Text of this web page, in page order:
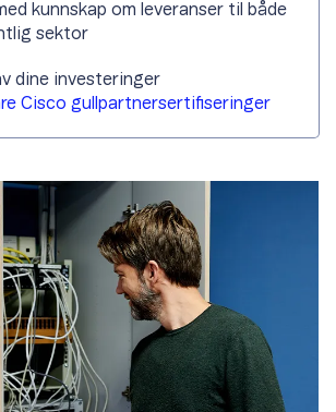
kunnskap om leveranser til både
sektor
dine investeringer
Cisco gullpartnersertifiseringer